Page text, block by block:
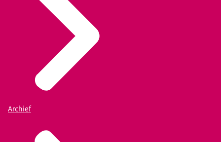
Archief